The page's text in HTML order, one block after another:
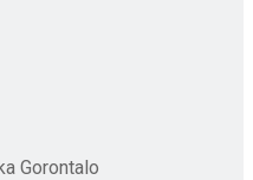
Gorontalo